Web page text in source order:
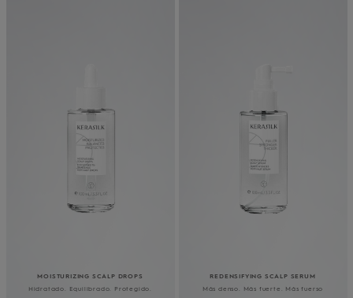
MOISTURIZING SCALP DROPS
Hidratado. Equilibrado. Protegido.
REDENSIFYING SCALP SERUM
Más denso. Más fuerte. Más fuerso